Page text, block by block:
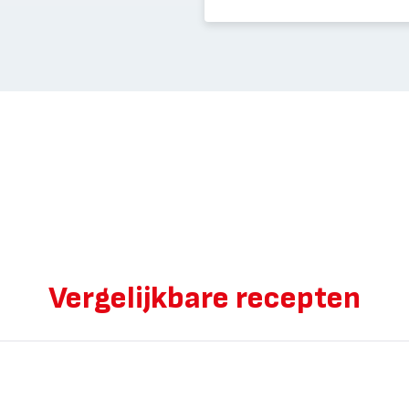
Vergelijkbare recepten